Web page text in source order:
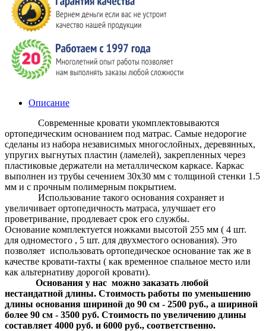
Описание
Современные кровати укомплектовываются
ортопедическим основанием под матрас. Самые недорогие
сделаны из набора независимых многослойных, деревянных,
упругих выгнутых пластин (ламелей), закрепленных через
пластиковые держатели на металлическом каркасе. Каркас
выполнен из трубы сечением 30х30 мм с толщиной стенки 1.5
мм и с прочным полимерным покрытием.
Использование такого основания сохраняет и
увеличивает ортопедичность матраса, улучшает его
проветривание, продлевает срок его службы.
Основание комплектуется ножками высотой 255 мм ( 4 шт.
для одноместого , 5 шт. для двухместого основания). Это
позволяет использовать ортопедическое основание так же в
качестве кровати-тахты ( как временное спальное место или
как альтернативу дорогой кровати).
Основания у нас можно заказать любой
нестандатной длины. Стоимость работы по уменьшению
длины основания шириной до 90 см - 2500 руб., а шириной
более 90 см - 3500 руб. Стоимость по увеличению длины
составляет 4000 руб. и 6000 руб., соответственно.